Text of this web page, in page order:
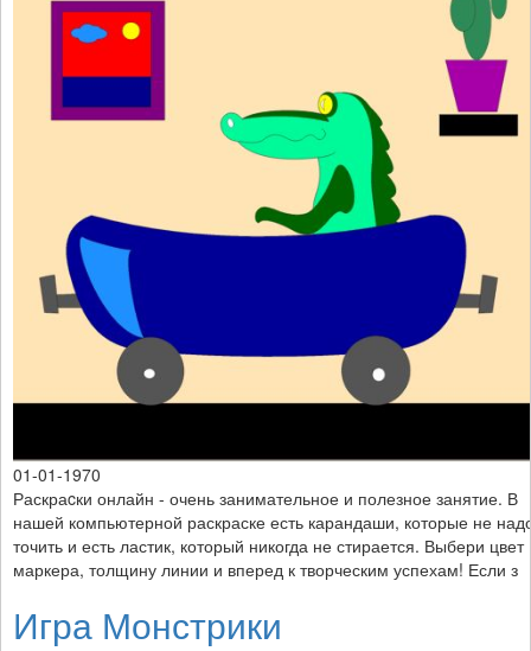
01-01-1970
Раскраcки онлайн - очень занимательное и полезное занятие. В
нашей компьютерной раскраске есть карандаши, которые не
точить и есть ластик, который никогда не стирается. Выбери цвет
маркера, толщину линии и вперед к творческим успехам! Если з
Игра Монстрики